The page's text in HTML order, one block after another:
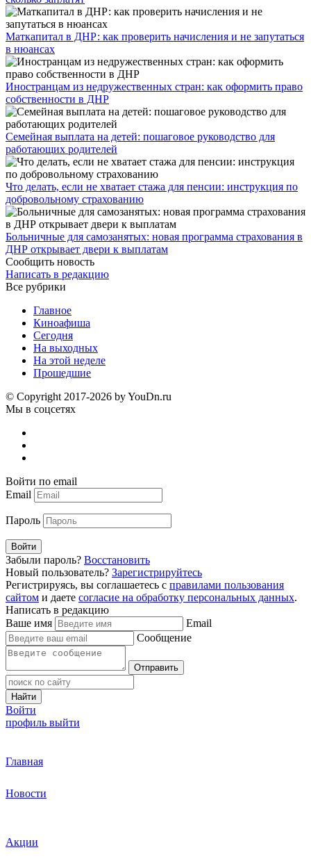
​Маткапитал в ДНР: как проверить начисления и не запутаться
в нюансах
Иностранцам из недружественных стран: как оформить право
собственности в ДНР
Семейная выплата на детей: пошаговое руководство для
работающих родителей
Что делать, если не хватает стажа для пенсии: инструкция по
добровольному страхованию
Больничные для самозанятых: новая программа страхования в
ДНР открывает двери к выплатам
Сообщить новость
Написать в редакцию
Все рубрики
Главное
Киноафиша
Сегодня
На выходных
На этой неделе
Прошедшие
© Copyright 2017-2026 by YouDn.ru
Мы в соцсетях
Войти по email
Email
Пароль
Войти
Забыли пароль? Восстановить
Новый пользователь? Зарегистрируйтесь
Регистрируясь, вы соглашаетесь с правилами пользования
сайтом и даете согласие на обработку персональных данных.
Написать в редакцию
Ваше имя
Email
Сообщение
Отправить
Найти
Войти
профиль выйти
Главная
Новости
Акции